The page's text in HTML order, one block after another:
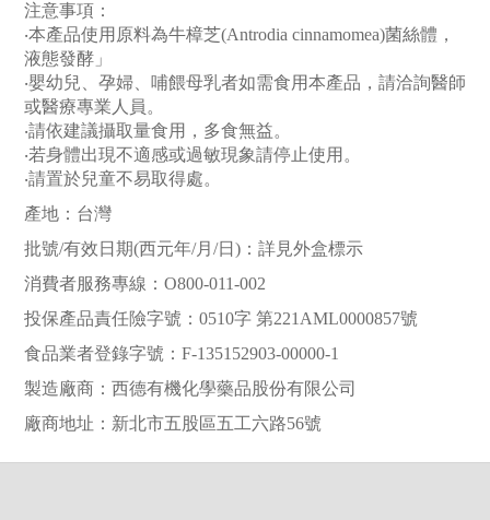
注意事項：
‧本產品使用原料為牛樟芝(Antrodia cinnamomea)菌絲體，
液態發酵」
‧嬰幼兒、孕婦、哺餵母乳者如需食用本產品，請洽詢醫師
或醫療專業人員。
‧請依建議攝取量食用，多食無益。
‧若身體出現不適感或過敏現象請停止使用。
‧請置於兒童不易取得處。
產地：台灣
批號/有效日期(西元年/月/日)：詳見外盒標示
消費者服務專線：O800-011-002
投保產品責任險字號：0510字 第221AML0000857號
食品業者登錄字號：F-135152903-00000-1
製造廠商：西德有機化學藥品股份有限公司
廠商地址：新北市五股區五工六路56號